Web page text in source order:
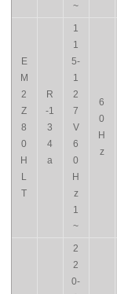
~
E
M
2
Z
8
0
H
L
T
R
-1
3
4
a
1
1
5-
1
2
7
V
6
0
H
z
1
~
6
0
H
z
2
2
0-